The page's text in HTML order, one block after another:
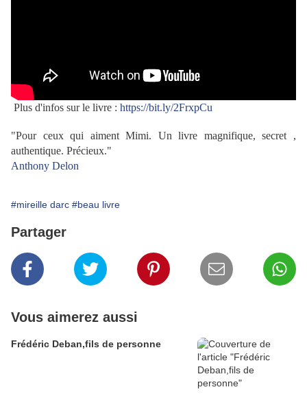
Plus d'infos sur le livre : https://bit.ly/2FrxpCu
"Pour ceux qui aiment Mimi. Un livre magnifique, secret ,
authentique. Précieux."
Anthony Delon
#mireille darc #beau livre
Partager
Vous aimerez aussi
Frédéric Deban,fils de personne